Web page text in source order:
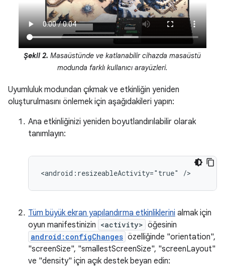
Şekil 2. Masaüstünde ve katlanabilir cihazda masaüstü
modunda farklı kullanıcı arayüzleri.
Uyumluluk modundan çıkmak ve etkinliğin yeniden
oluşturulmasını önlemek için aşağıdakileri yapın:
Ana etkinliğinizi yeniden boyutlandırılabilir olarak
tanımlayın:
<android:resizeableActivity="true"
Tüm büyük ekran yapılandırma etkinliklerini almak için
oyun manifestinizin <activity> öğesinin
android:configChanges özelliğinde "orientation",
"screenSize", "smallestScreenSize", "screenLayout"
ve "density" için açık destek beyan edin: